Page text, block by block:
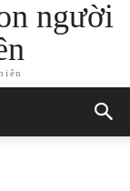
người